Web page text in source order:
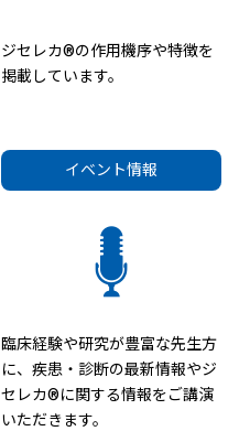
ジセレカ®の作用機序や特徴を
掲載しています。
イベント情報
臨床経験や研究が豊富な先生方
に、疾患・診断の最新情報やジ
セレカ®に関する情報をご講演
いただきます。